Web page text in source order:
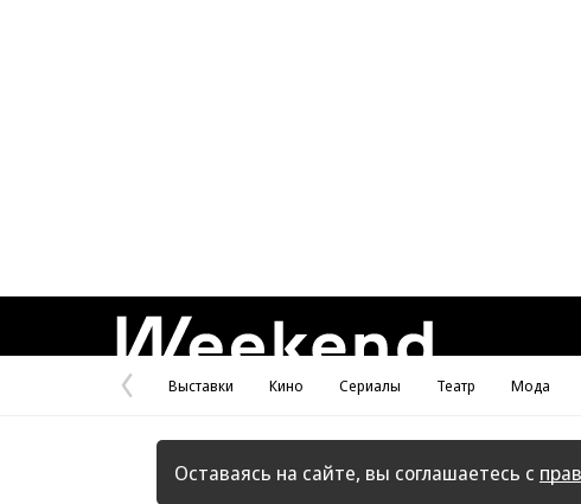
Предыдущая
страница
Выставки Кино Сериалы Театр Мода
Оставаясь на сайте, вы соглашаетесь с